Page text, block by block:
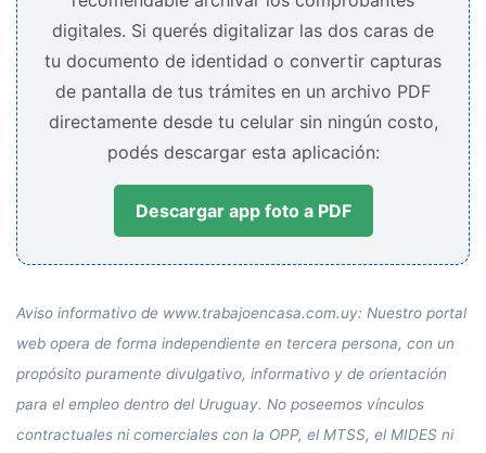
digitales. Si querés digitalizar las dos caras de
tu documento de identidad o convertir capturas
de pantalla de tus trámites en un archivo PDF
directamente desde tu celular sin ningún costo,
podés descargar esta aplicación:
Descargar app foto a PDF
Aviso informativo de www.trabajoencasa.com.uy: Nuestro portal
web opera de forma independiente en tercera persona, con un
propósito puramente divulgativo, informativo y de orientación
para el empleo dentro del Uruguay. No poseemos vínculos
contractuales ni comerciales con la OPP, el MTSS, el MIDES ni